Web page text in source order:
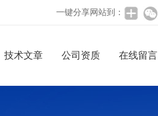
一键分享网站到：
技术文章 公司资质 在线留言